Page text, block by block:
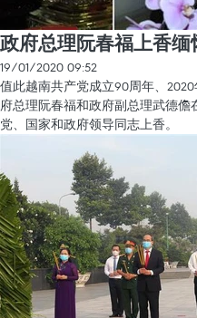
政府总理阮春福上香
19/01/2020 09:52
值此越南共产党成立90周年、
府总理阮春福和政府副总理武德
党、国家和政府领导同志上香。